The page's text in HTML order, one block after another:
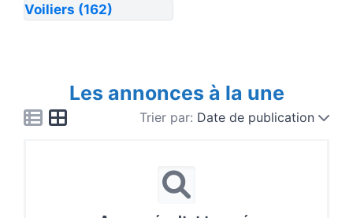
Voiliers (162)
Les annonces à la une
Trier par: Date de publication